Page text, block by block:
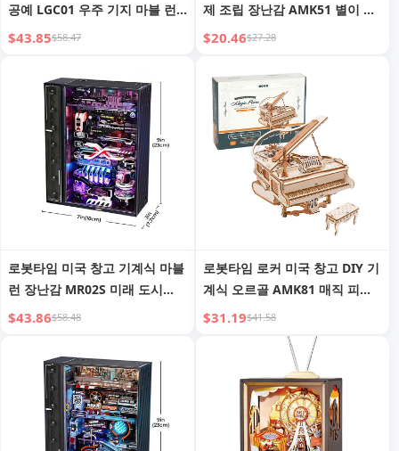
공예 LGC01 우주 기지 마블 런
DIY 조립 장난감 3D 나무 퍼즐
$43.85$58.47
제 조립 장난감 AMK51 별이 빛
나는 밤 모델 키트 3D 나무 퍼즐
$20.46$27.28
로봇타임 미국 창고 기계식 마블
런 장난감 MR02S 미래 도시
DIY 키트 3D 플라스틱 퍼즐 드
$43.86$58.48
로봇타임 로커 미국 창고 DIY 기
계식 오르골 AMK81 매직 피아
노 모델 키트 3D 나무 퍼즐 드롭
$31.19$41.58